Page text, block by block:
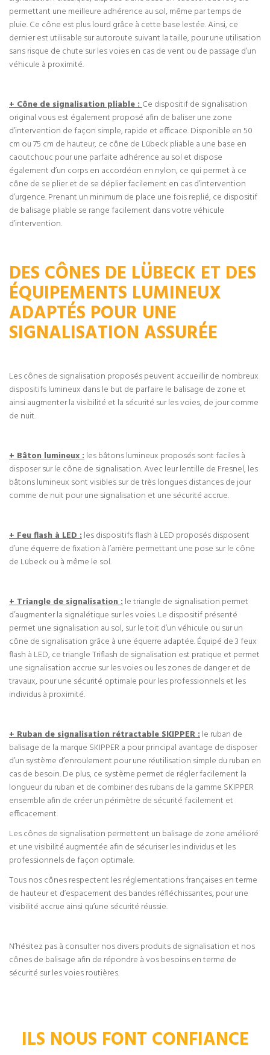
permettant une meilleure adhérence au sol, même par temps de
pluie. Ce cône est plus lourd grâce à cette base lestée. Ainsi, ce
dernier est utilisable sur autoroute suivant la taille, pour une utilisation
sans risque de chute sur les voies en cas de vent ou de passage d’un
véhicule à proximité.
+ Cône de signalisation pliable :Ce dispositif de signalisation
original vous est également proposé afin de baliser une zone
d’intervention de façon simple, rapide et efficace. Disponible en 50
cm ou 75 cm de hauteur, ce cône de Lübeck pliable a une base en
caoutchouc pour une parfaite adhérence au sol et dispose
également d’un corps en accordéon en nylon, ce qui permet à ce
cône de se plier et de se déplier facilement en cas d’intervention
d’urgence. Prenant un minimum de place une fois replié, ce dispositif
de balisage pliable se range facilement dans votre véhicule
d’intervention.
DES CÔNES DE LÜBECK ET DES
ÉQUIPEMENTS LUMINEUX
ADAPTÉS POUR UNE
SIGNALISATION ASSURÉE
Les cônes de signalisation proposés peuvent accueillir de nombreux
dispositifs lumineux dans le but de parfaire le balisage de zone et
ainsi augmenter la visibilité et la sécurité sur les voies, de jour comme
de nuit.
+ Bâton lumineux :les bâtons lumineux proposés sont faciles à
disposer sur le cône de signalisation. Avec leur lentille de Fresnel, les
bâtons lumineux sont visibles sur de très longues distances de jour
comme de nuit pour une signalisation et une sécurité accrue.
+ Feu flash à LED :les dispositifs flash à LED proposés disposent
d’une équerre de fixation à l’arrière permettant une pose sur le cône
de Lübeck ou à même le sol.
+ Triangle de signalisation :le triangle de signalisation permet
d’augmenter la signalétique sur les voies. Le dispositif présenté
permet une signalisation au sol, sur le toit d’un véhicule ou sur un
cône de signalisation grâce à une équerre adaptée. Équipé de 3 feux
flash à LED, ce triangle Triflash de signalisation est pratique et permet
une signalisation accrue sur les voies ou les zones de danger et de
travaux, pour une sécurité optimale pour les professionnels et les
individus à proximité.
+ Ruban de signalisation rétractable SKIPPER :le ruban de
balisage de la marque SKIPPER a pour principal avantage de disposer
d’un système d’enroulement pour une réutilisation simple du ruban en
cas de besoin. De plus, ce système permet de régler facilement la
longueur du ruban et de combiner des rubans de la gamme SKIPPER
ensemble afin de créer un périmètre de sécurité facilement et
efficacement.
Les cônes de signalisation permettent un balisage de zone amélioré
et une visibilité augmentée afin de sécuriser les individus et les
professionnels de façon optimale.
Tous nos cônes respectent les réglementations françaises en terme
de hauteur et d’espacement des bandes réfléchissantes, pour une
visibilité accrue ainsi qu’une sécurité réussie.
N’hésitez pas à consulter nos divers produits de signalisation et nos
cônes de balisage afin de répondre à vos besoins en terme de
sécurité sur les voies routières.
ILS NOUS FONT CONFIANCE